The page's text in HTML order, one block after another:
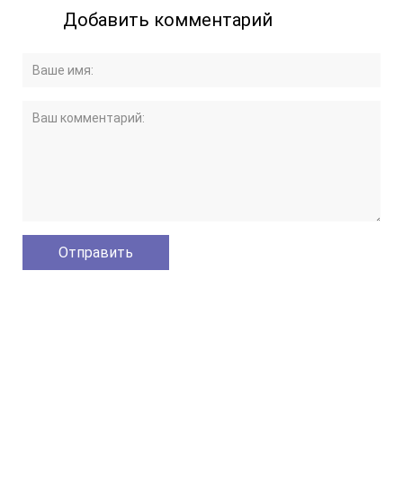
Добавить комментарий